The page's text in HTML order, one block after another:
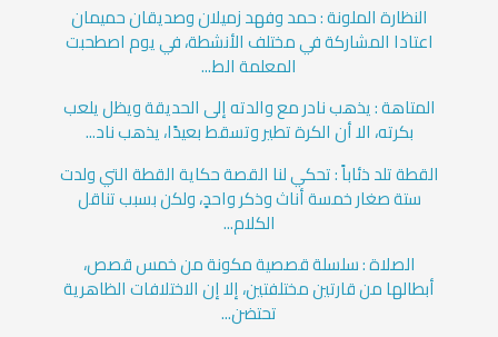
النظارة الملونة : حمد وفهد زميلان وصديقان حميمان
اعتادا المشاركة في مختلف الأنشطة، في يوم اصطحبت
المعلمة الط...
المتاهة : يذهب نادر مع والدته إلى الحديقة ويظل يلعب
بكرته، الا أن الكرة تطير وتسقط بعيدًا، يذهب ناد...
القطة تلد ذئاباً : تحكي لنا القصة حكاية القطة التي ولدت
ستة صغار خمسة أناث وذكر واحدٍ، ولكن بسبب تناقل
الكلام...
الصلاة : سلسلة قصصية مكونة من خمس قصص،
أبطالها من قارتين مختلفتين، إلا إن الاختلافات الظاهرية
تحتضن...